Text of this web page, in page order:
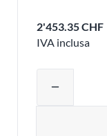
2'453.35 CHF
IVA inclusa
remove